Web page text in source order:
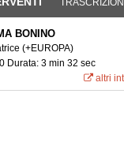
BONINO
(+EUROPA)
Durata: 3 min 32 sec
altri